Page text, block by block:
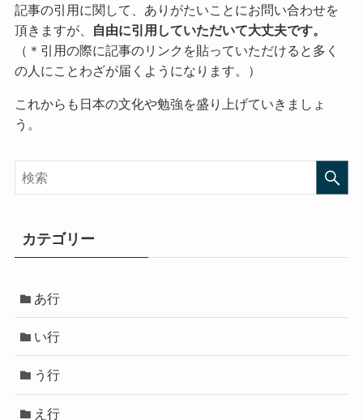
記事の引用に関して、ありがたいことにお問い合わせを
頂きますが、
自由に引用していただいて大丈夫です。
（＊引用の際に記事のリンクを貼っていただけると多く
の人にことわざが届くようになります。）
これからも日本の文化や勉強を盛り上げていきましょ
う。
カテゴリー
あ行
い行
う行
え行